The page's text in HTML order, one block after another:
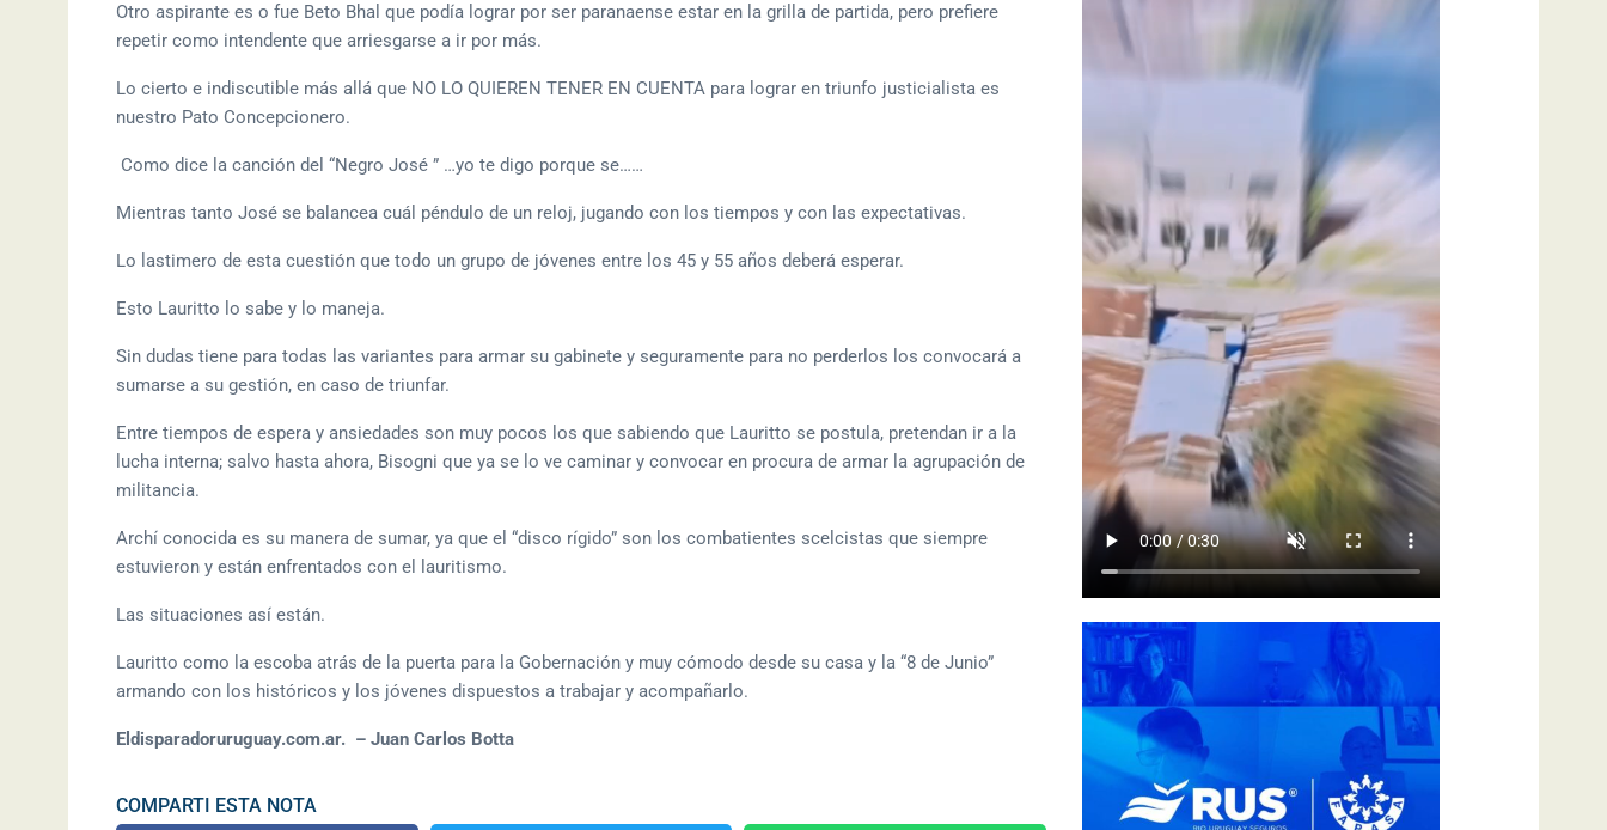
Otro aspirante es o fue Beto Bhal que podía lograr por ser paranaense estar en la grilla de partida, pero prefiere
repetir como intendente que arriesgarse a ir por más.
Lo cierto e indiscutible más allá que NO LO QUIEREN TENER EN CUENTA para lograr en triunfo justicialista es
nuestro Pato Concepcionero.
Como dice la canción del “Negro José ” …yo te digo porque se……
Mientras tanto José se balancea cuál péndulo de un reloj, jugando con los tiempos y con las expectativas.
Lo lastimero de esta cuestión que todo un grupo de jóvenes entre los 45 y 55 años deberá esperar.
Esto Lauritto lo sabe y lo maneja.
Sin dudas tiene para todas las variantes para armar su gabinete y seguramente para no perderlos los convocará a
sumarse a su gestión, en caso de triunfar.
Entre tiempos de espera y ansiedades son muy pocos los que sabiendo que Lauritto se postula, pretendan ir a la
lucha interna; salvo hasta ahora, Bisogni que ya se lo ve caminar y convocar en procura de armar la agrupación de
militancia.
Archí conocida es su manera de sumar, ya que el “disco rígido” son los combatientes scelcistas que siempre
estuvieron y están enfrentados con el lauritismo.
Las situaciones así están.
Lauritto como la escoba atrás de la puerta para la Gobernación y muy cómodo desde su casa y la “8 de Junio”
armando con los históricos y los jóvenes dispuestos a trabajar y acompañarlo.
Eldisparadoruruguay.com.ar. – Juan Carlos Botta
COMPARTI ESTA NOTA